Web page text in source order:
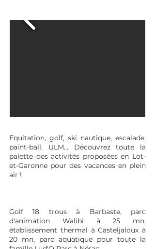
Equitation, golf, ski nautique, escalade,
paint-ball, ULM... Découvrez toute la
palette des activités proposées en Lot-
et-Garonne pour des vacances en plein
air !
Golf 18 trous à Barbaste, parc
d'animation Walibi à 25 mn,
établissement thermal à Casteljaloux à
20 mn, parc aquatique pour toute la